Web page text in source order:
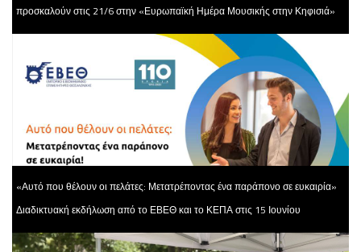
προσκαλούν στις 21/6 στην «Ευρωπαϊκή Ημέρα Μουσικής στην Κηφισιά»
«Αυτό που θέλουν οι πελάτες: Μετατρέποντας ένα παράπονο σε ευκαιρία»
Διαδικτυακή εκδήλωση από το ΕΒΕΘ και το ΚΕΠΑ στις 15 Ιουνίου